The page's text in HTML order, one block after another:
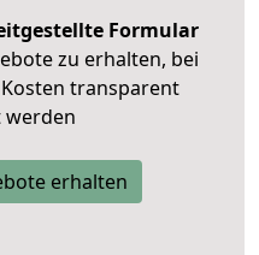
Formular
zu erhalten, bei
transparent
erhalten